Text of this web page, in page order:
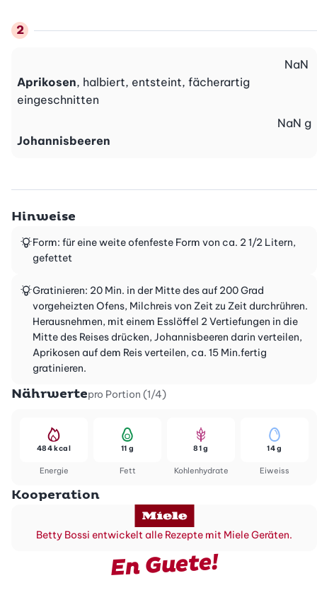
Aprikosen, halbiert, entsteint, fächerartig
eingeschnitten
NaN
Johannisbeeren
NaN g
Hinweise
Form: für eine weite ofenfeste Form von ca. 2 1/2 Litern,
gefettet
Gratinieren: 20 Min. in der Mitte des auf 200 Grad
vorgeheizten Ofens, Milchreis von Zeit zu Zeit durchrühren.
Herausnehmen, mit einem Esslöffel 2 Vertiefungen in die
Mitte des Reises drücken, Johannisbeeren darin verteilen,
Aprikosen auf dem Reis verteilen, ca. 15 Min.fertig
gratinieren.
Nährwertepro Portion (1/4)
Energie
484 kcal
Fett
11 g
Kohlenhydrate
81 g
Eiweiss
14 g
Kooperation
Betty Bossi entwickelt alle Rezepte mit Miele Geräten.
En Guete!